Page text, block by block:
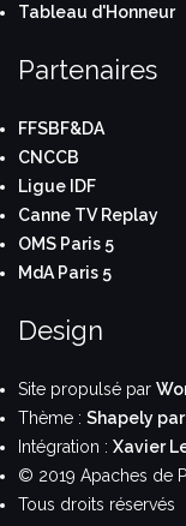
Tableau d'Honneur
Partenaires
FFSBF&DA
CNCCB
Ligue IDF
Canne TV Replay
OMS Paris 5
MdA Paris 5
Design
Site propulsé par
Thème : Shapely
Intégration : Xavier
© 2019 Apaches de
Tous droits réservés